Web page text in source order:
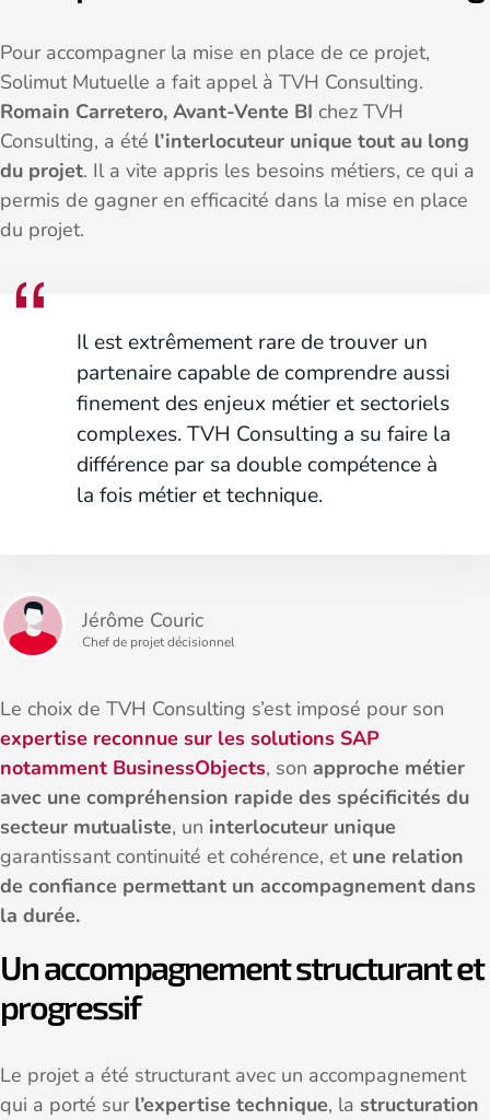
Pour accompagner la mise en place de ce projet,
Solimut Mutuelle a fait appel à TVH Consulting.
Romain Carretero, Avant-Vente BI chez TVH
Consulting, a été l’interlocuteur unique tout au long
du projet. Il a vite appris les besoins métiers, ce qui a
permis de gagner en efficacité dans la mise en place
du projet.
Il est extrêmement rare de trouver un
partenaire capable de comprendre aussi
finement des enjeux métier et sectoriels
complexes. TVH Consulting a su faire la
différence par sa double compétence à
la fois métier et technique.
Jérôme Couric
Chef de projet décisionnel
Le choix de TVH Consulting s’est imposé pour son
expertise reconnue sur les solutions SAP
notamment BusinessObjects, son approche métier
avec une compréhension rapide des spécificités du
secteur mutualiste, un interlocuteur unique
garantissant continuité et cohérence, et une relation
de confiance permettant un accompagnement dans
la durée.
Un accompagnement structurant et
progressif
Le projet a été structurant avec un accompagnement
qui a porté sur l’expertise technique, la structuration